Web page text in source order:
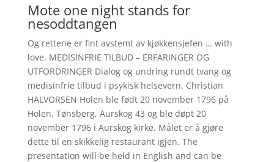
Mote one night stands for
nesoddtangen
Og rettene er fint avstemt av kjøkkensjefen … with
love. MEDISINFRIE TILBUD – ERFARINGER OG
UTFORDRINGER Dialog og undring rundt tvang og
medisinfrie tilbud i psykisk helsevern. Christian
HALVORSEN Holen ble født 20 november 1796 på
Holen, Tønsberg, Aurskog 43 og ble døpt 20
november 1796 i Aurskog kirke. Målet er å gjøre
dette til en skikkelig restaurant igjen. The
presentation will be held in English and can be